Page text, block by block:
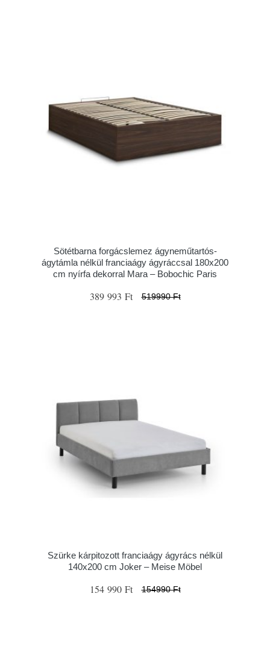
Sötétbarna forgácslemez ágyneműtartós-
ágytámla nélkül franciaágy ágyráccsal 180x200
cm nyírfa dekorral Mara – Bobochic Paris
389 993 Ft 519990 Ft
Szürke kárpitozott franciaágy ágyrács nélkül
140x200 cm Joker – Meise Möbel
154 990 Ft 154990 Ft